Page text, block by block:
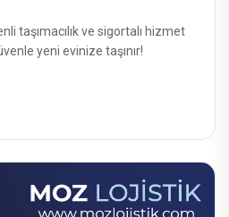
taşımacılık ve sigortalı hizmet
yeni evinize taşınır!